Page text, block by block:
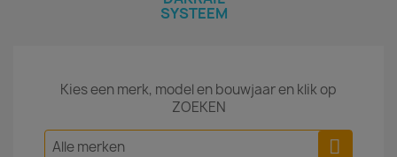
SYSTEEM
Kies een merk, model en bouwjaar en klik op
ZOEKEN
Alle merken